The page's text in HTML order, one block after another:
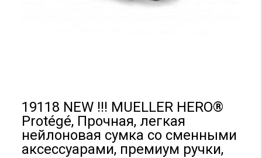
19118 NEW !!! MUELLER HERO®
Protégé, Прочная, легкая
нейлоновая сумка со сменными
аксессуарами, премиум ручки,